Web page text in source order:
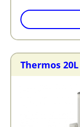
Thermos 20L